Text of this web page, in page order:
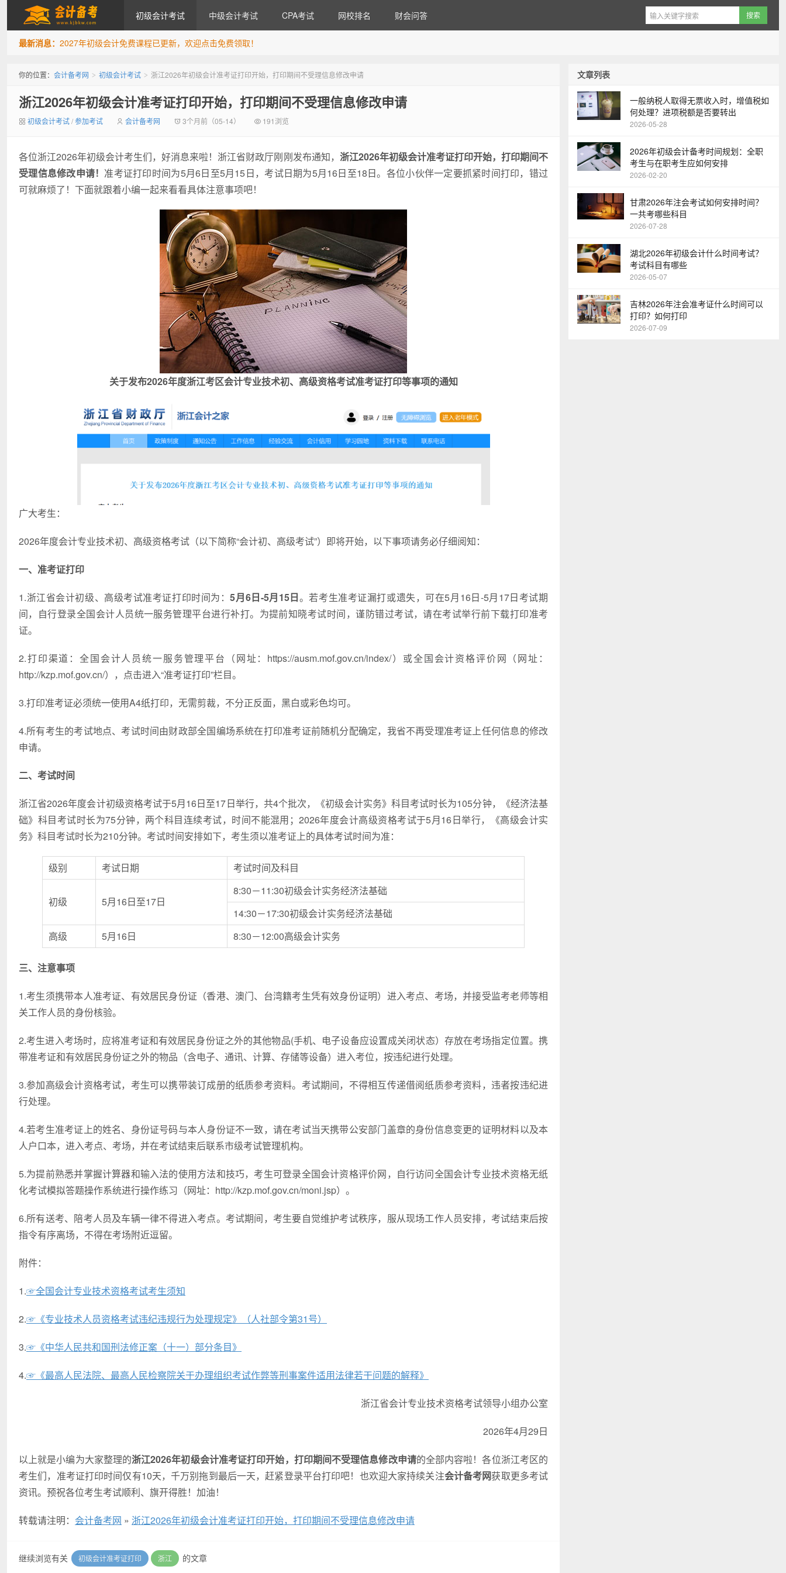
初级会计考试 中级会计考试 CPA考试 网校排名 财会问答
最新消息： 2027年初级会计免费课程已更新，欢迎点击免费领取！
你的位置： 会计备考网 > 初级会计考试 > 浙江2026年初级会计准考证打印开始，打印期间不受理信息修改申请
浙江2026年初级会计准考证打印开始，打印期间不受理信息修改申请
初级会计考试/参加考试 会计备考网 3个月前（05-14） 191浏览
各位浙江2026年初级会计考生们，好消息来啦！浙江省财政厅刚刚发布通知， 浙江2026年初级会计准考证打印开始，打印期间不
受理信息修改申请！ 准考证打印时间为5月6日至5月15日，考试日期为5月16日至18日。各位小伙伴一定要抓紧时间打印，错过
可就麻烦了！下面就跟着小编一起来看看具体注意事项吧！
关于发布2026年度浙江考区会计专业技术初、高级资格考试准考证打印等事项的通知
广大考生：
2026年度会计专业技术初、高级资格考试（以下简称“会计初、高级考试”）即将开始，以下事项请务必仔细阅知：
一、准考证打印
1.浙江省会计初级、高级考试准考证打印时间为：5月6日-5月15日。若考生准考证漏打或遗失，可在5月16日-5月17日考试期
间，自行登录全国会计人员统一服务管理平台进行补打。为提前知晓考试时间，谨防错过考试，请在考试举行前下载打印准考
证。
2.打印渠道：全国会计人员统一服务管理平台（网址：https://ausm.mof.gov.cn/index/）或全国会计资格评价网（网址：
http://kzp.mof.gov.cn/），点击进入“准考证打印”栏目。
3.打印准考证必须统一使用A4纸打印，无需剪裁，不分正反面，黑白或彩色均可。
4.所有考生的考试地点、考试时间由财政部全国编场系统在打印准考证前随机分配确定，我省不再受理准考证上任何信息的修改
申请。
二、考试时间
浙江省2026年度会计初级资格考试于5月16日至17日举行，共4个批次，《初级会计实务》科目考试时长为105分钟，《经济法基
础》科目考试时长为75分钟，两个科目连续考试，时间不能混用；2026年度会计高级资格考试于5月16日举行，《高级会计实
务》科目考试时长为210分钟。考试时间安排如下，考生须以准考证上的具体考试时间为准：
级别 考试日期 考试时间及科目
初级 5月16日至17日
8:30－11:30初级会计实务经济法基础
14:30－17:30初级会计实务经济法基础
高级
5月16日 8:30－12:00高级会计实务
三、注意事项
1.考生须携带本人准考证、有效居民身份证（香港、澳门、台湾籍考生凭有效身份证明）进入考点、考场，并接受监考老师等相
关工作人员的身份核验。
2.考生进入考场时，应将准考证和有效居民身份证之外的其他物品(手机、电子设备应设置成关闭状态）存放在考场指定位置。携
带准考证和有效居民身份证之外的物品（含电子、通讯、计算、存储等设备）进入考位，按违纪进行处理。
3.参加高级会计资格考试，考生可以携带装订成册的纸质参考资料。考试期间，不得相互传递借阅纸质参考资料，违者按违纪进
行处理。
4.若考生准考证上的姓名、身份证号码与本人身份证不一致，请在考试当天携带公安部门盖章的身份信息变更的证明材料以及本
人户口本，进入考点、考场，并在考试结束后联系市级考试管理机构。
5.为提前熟悉并掌握计算器和输入法的使用方法和技巧，考生可登录全国会计资格评价网，自行访问全国会计专业技术资格无纸
化考试模拟答题操作系统进行操作练习（网址：http://kzp.mof.gov.cn/moni.jsp）。
6.所有送考、陪考人员及车辆一律不得进入考点。考试期间，考生要自觉维护考试秩序，服从现场工作人员安排，考试结束后按
指令有序离场，不得在考场附近逗留。
附件：
1.☞全国会计专业技术资格考试考生须知
2.☞《专业技术人员资格考试违纪违规行为处理规定》（人社部令第31号）
3.☞《中华人民共和国刑法修正案（十一）部分条目》
4.☞《最高人民法院、最高人民检察院关于办理组织考试作弊等刑事案件适用法律若干问题的解释》
浙江省会计专业技术资格考试领导小组办公室
2026年4月29日
以上就是小编为大家整理的浙江2026年初级会计准考证打印开始，打印期间不受理信息修改申请的全部内容啦！各位浙江考区的
考生们，准考证打印时间仅有10天，千万别拖到最后一天，赶紧登录平台打印吧！也欢迎大家持续关注会计备考网获取更多考试
资讯。预祝各位考生考试顺利、旗开得胜！加油！
转载请注明： 会计备考网 » 浙江2026年初级会计准考证打印开始，打印期间不受理信息修改申请
继续浏览有关 初级会计准考证打印 浙江 的文章
文章列表
一般纳税人取得无票收入时，增值税如
何处理？进项税额是否要转出
2026-05-28
2026年初级会计备考时间规划：全职
考生与在职考生应如何安排
2026-02-20
甘肃2026年注会考试如何安排时间？
一共考哪些科目
2026-07-28
湖北2026年初级会计什么时间考试？
考试科目有哪些
2026-05-07
吉林2026年注会准考证什么时间可以
打印？如何打印
2026-07-09